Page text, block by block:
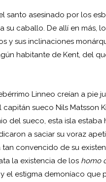
santo asesinado por los
caballo. De allí en más,
y sus inclinaciones
habitante de Kent, del
Linneo creían a pie
sueco Nils Matsson
del sueco, esta isla
a saciar su voraz
convencido de su
la existencia de los homo
y el estigma demoníaco que